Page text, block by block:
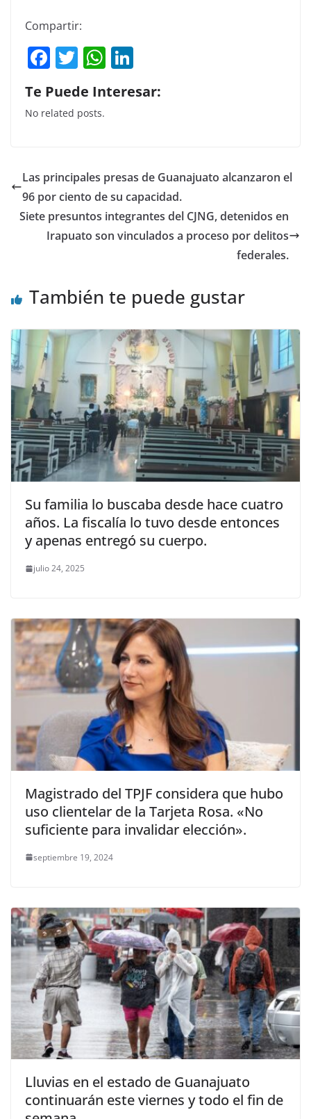
Compartir:
F
a
c
e
o
o
k
T
w
itt
er
W
h
at
p
p
k
n
Te Puede Interesar:
No related posts.
Las principales presas de Guanajuato alcanzaron el
96 por ciento de su capacidad.
Siete presuntos integrantes del CJNG, detenidos en
Irapuato son vinculados a proceso por delitos
federales.
También te puede gustar
Su familia lo buscaba desde hace cuatro
años. La fiscalía lo tuvo desde entonces
y apenas entregó su cuerpo.
julio 24, 2025
Magistrado del TPJF considera que hubo
uso clientelar de la Tarjeta Rosa. «No
suficiente para invalidar elección».
septiembre 19, 2024
Lluvias en el estado de Guanajuato
continuarán este viernes y todo el fin de